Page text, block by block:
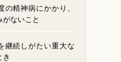
の精神病にかかり、
ないこと
継続しがたい重大な